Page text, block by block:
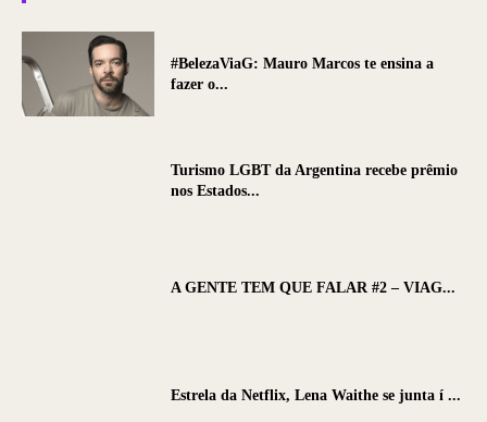
#BelezaViaG: Mauro Marcos te ensina a
fazer o...
Turismo LGBT da Argentina recebe prêmio
nos Estados...
A GENTE TEM QUE FALAR #2 – VIAG...
Estrela da Netflix, Lena Waithe se junta í ...